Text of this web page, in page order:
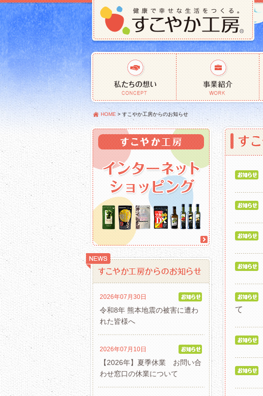
HOME > すこやか工房からのお知らせ
て
2026年07月30日
令和8年 熊本地震の被害に遭わ
れた皆様へ
2026年07月10日
【2026年】夏季休業 お問い合
わせ窓口の休業について